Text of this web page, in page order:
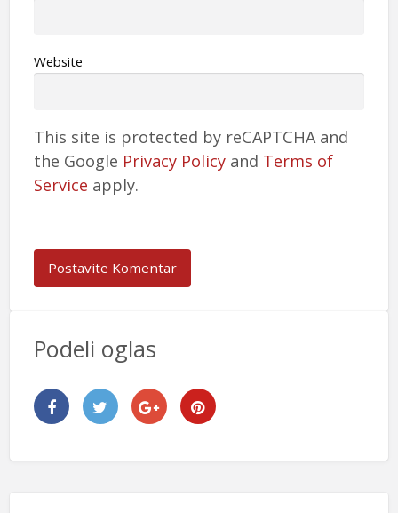
Website
This site is protected by reCAPTCHA and
the Google Privacy Policyand Terms of
Service apply.
Podeli oglas